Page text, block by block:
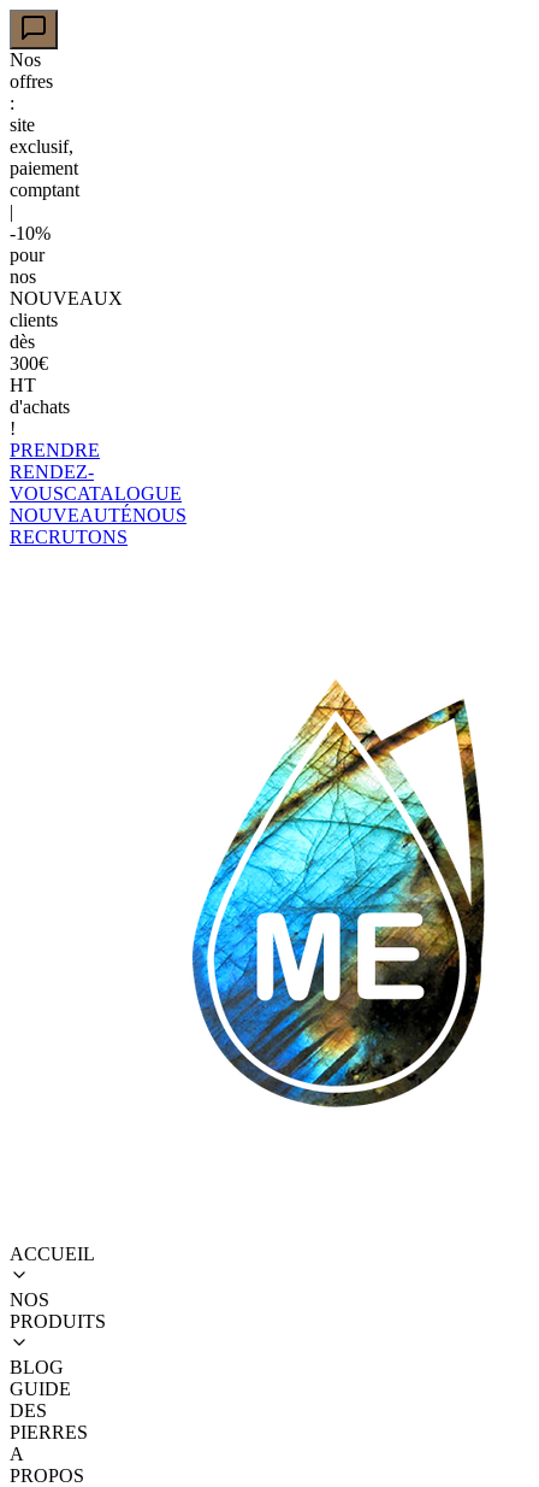
Nos
offres
:
site
exclusif,
paiement
comptant
|
-10%
pour
nos
NOUVEAUX
clients
dès
300€
HT
d'achats
!
PRENDRE
RENDEZ-
VOUSCATALOGUE
NOUVEAUTÉNOUS
RECRUTONS
ACCUEIL
NOS
PRODUITS
BLOG
GUIDE
DES
PIERRES
A
PROPOS